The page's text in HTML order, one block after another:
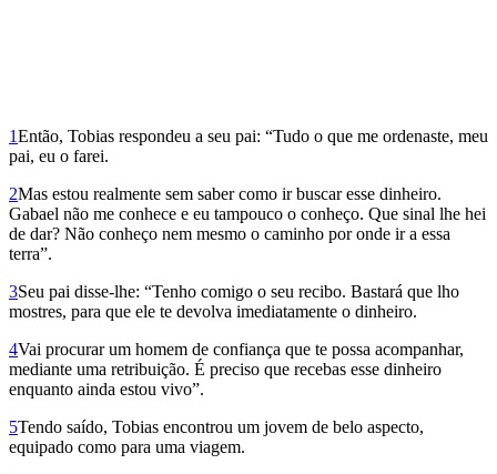
1Então, Tobias respondeu a seu pai: “Tudo o que me ordenaste, meu
pai, eu o farei.
2Mas estou realmente sem saber como ir buscar esse dinheiro.
Gabael não me conhece e eu tampouco o conheço. Que sinal lhe hei
de dar? Não conheço nem mesmo o caminho por onde ir a essa
terra”.
3Seu pai disse-lhe: “Tenho comigo o seu recibo. Bastará que lho
mostres, para que ele te devolva imediatamente o dinheiro.
4Vai procurar um homem de confiança que te possa acompanhar,
mediante uma retribuição. É preciso que recebas esse dinheiro
enquanto ainda estou vivo”.
5Tendo saído, Tobias encontrou um jovem de belo aspecto,
equipado como para uma viagem.